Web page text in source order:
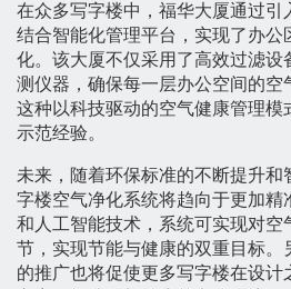
在众多写字楼中，福华大厦通过引
结合智能化管理平台，实现了办公
化。该大厦不仅采用了高效过滤设
测仪器，确保每一层办公空间的空
这种以科技驱动的空气健康管理模
示范经验。
未来，随着环保标准的不断提升和
字楼空气净化系统将趋向于更加精
和人工智能技术，系统可实现对空
节，实现节能与健康的双重目标。
的推广也将促使更多写字楼在设